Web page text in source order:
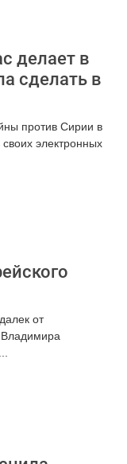
делает в
сделать в
против Сирии в
электронных
от